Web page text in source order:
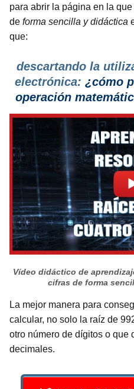
para abrir la página en la
de forma sencilla y didáctica
que:
descartando la
electrónica: ¿cómo
operación
Vídeo didáctico de
cifras de forma
La mejor manera para
calcular, no solo la raíz de
otro número de dígitos o que
decimales.